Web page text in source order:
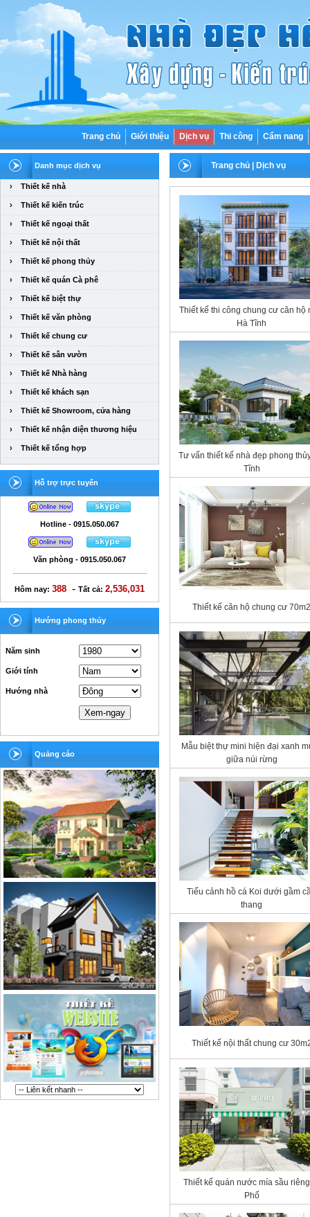
Trang chủ Giới thiệu Dịch vụ Thi công Cẩm nang
Danh mục dịch vụ
› Thiết kế nhà
› Thiết kế kiến trúc
› Thiết kế ngoại thất
› Thiết kế nội thất
› Thiết kế phong thủy
› Thiết kế quán Cà phê
› Thiết kế biệt thự
› Thiết kế văn phòng
› Thiết kế chung cư
› Thiết kế sân vườn
› Thiết kế Nhà hàng
› Thiết kế khách sạn
› Thiết kế Showroom, cửa hàng
› Thiết kế nhận diện thương hiệu
› Thiết kế tổng hợp
Hỗ trợ trực tuyến
Hotline - 0915.050.067
Văn phòng - 0915.050.067
Hôm nay: 388 - Tất cả: 2,536,031
Hướng phong thủy
Năm sinh
Giới tính
Hướng nhà
Quảng cáo
Trang chủ Dịch vụ
Thiết kế thi công chung cư căn hộ
Hà Tĩnh
Tư vấn thiết kế nhà đẹp phong
Tĩnh
Thiết kế căn hộ chung cư 70m2
Mẫu biệt thự mini hiện đại xanh
giữa núi rừng
Tiểu cảnh hồ cá Koi dưới gầm
thang
Thiết kế nội thất chung cư
Thiết kế quán nước mía sầu
Phố